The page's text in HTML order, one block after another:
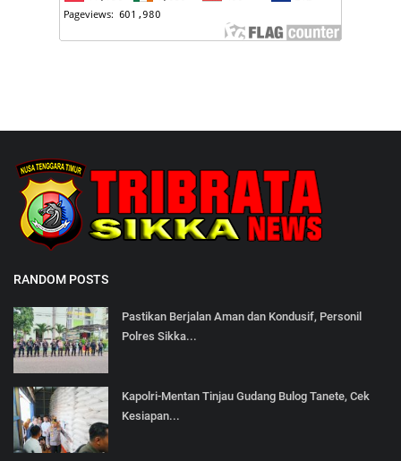
RANDOM POSTS
Pastikan Berjalan Aman dan Kondusif, Personil
Polres Sikka...
Kapolri-Mentan Tinjau Gudang Bulog Tanete, Cek
Kesiapan...